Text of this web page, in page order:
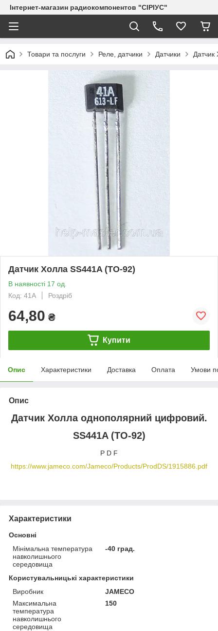
Інтернет-магазин радиокомпонентов "СІРІУС"
Товари та послуги Реле, датчики Датчики Датчик
Датчик Холла SS441A (TO-92)
В наявності 17 од.
Код: 41A
Роздріб
64,80 ₴
Купити
Опис Характеристики Доставка Оплата Умови
Опис
Датчик Холла однополярний цифровий.
SS441A (TO-92)
P D F
https://www.jameco.com/Jameco/Products/ProdDS/1915886.pdf
Характеристики
Основні
Мінімальна температура
навколишнього
середовища
-40 град.
Користувальницькі характеристики
Виробник
JAMECO
Максимальна
температура
навколишнього
середовища
150